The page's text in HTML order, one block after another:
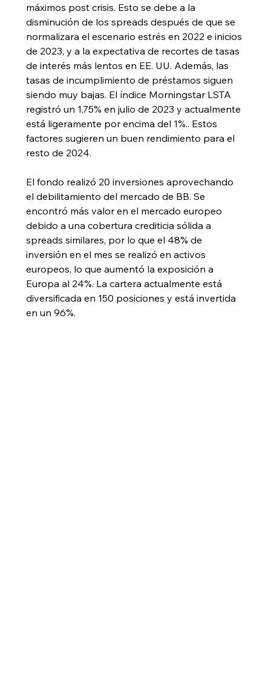
máximos post crisis. Esto se debe a la
disminución de los spreads después de que se
normalizara el escenario estrés en 2022 e inicios
de 2023, y a la expectativa de recortes de tasas
de interés más lentos en EE. UU. Además, las
tasas de incumplimiento de préstamos siguen
siendo muy bajas. El índice Morningstar LSTA
registró un 1,75% en julio de 2023 y actualmente
está ligeramente por encima del 1%.. Estos
factores sugieren un buen rendimiento para el
resto de 2024.
El fondo realizó 20 inversiones aprovechando
el debilitamiento del mercado de BB. Se
encontró más valor en el mercado europeo
debido a una cobertura crediticia sólida a
spreads similares, por lo que el 48% de
inversión en el mes se realizó en activos
europeos, lo que aumentó la exposición a
Europa al 24%. La cartera actualmente está
diversificada en 150 posiciones y está invertida
en un 96%.